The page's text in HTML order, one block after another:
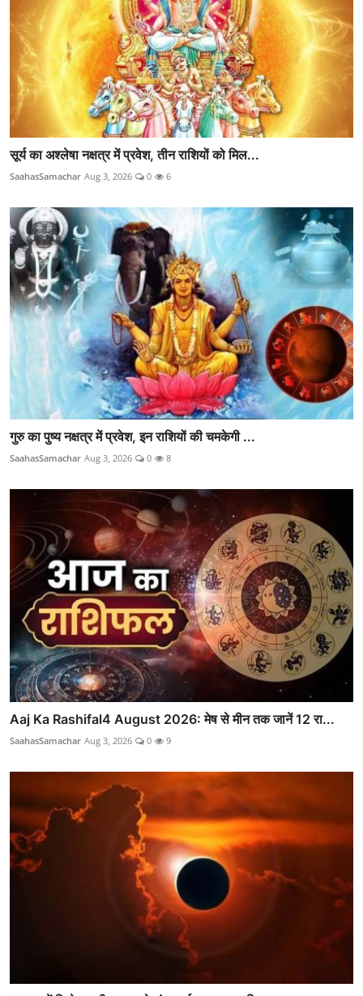
सूर्य का अश्लेषा नक्षत्र में प्रवेश, तीन राशियों को मिल...
SaahasSamachar Aug 3, 2026 0 6
गुरु का पुष्य नक्षत्र में प्रवेश, इन राशियों की चमकेगी ...
SaahasSamachar Aug 3, 2026 0 8
Aaj Ka Rashifal4 August 2026: मेष से मीन तक जानें 12 रा...
SaahasSamachar Aug 3, 2026 0 9